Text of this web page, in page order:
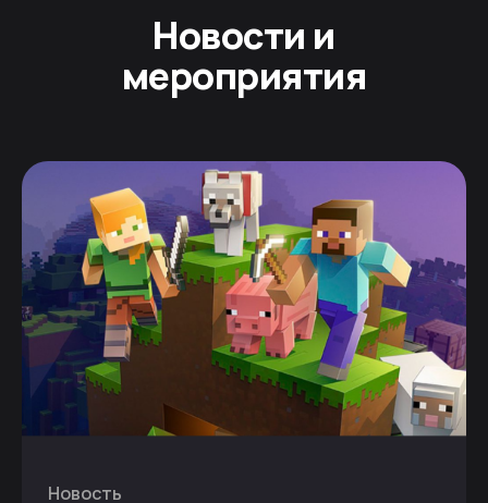
Новости и
мероприятия
Новость